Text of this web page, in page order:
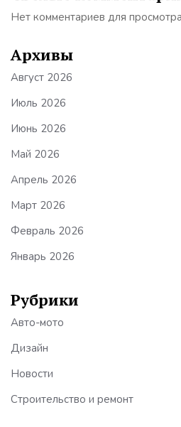
Нет комментариев для
Архивы
Август 2026
Июль 2026
Июнь 2026
Май 2026
Апрель 2026
Март 2026
Февраль 2026
Январь 2026
Рубрики
Авто-мото
Дизайн
Новости
Строительство и ремонт